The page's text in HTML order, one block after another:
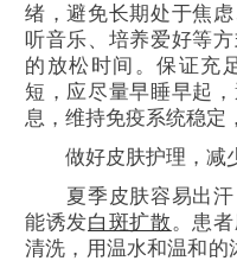
绪，避免长期处于焦
听音乐、培养爱好等
的放松时间。保证充
短，应尽量早睡早起
息，维持免疫系统稳定
做好皮肤护理，减
夏季皮肤容易出汗
能诱发白斑扩散。患
清洗，用温水和温和的